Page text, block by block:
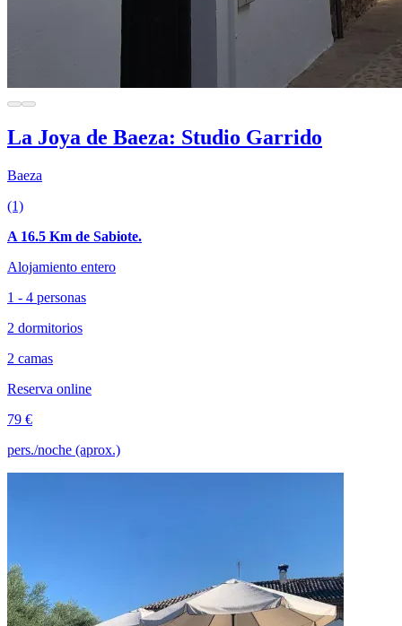
La Joya de Baeza: Studio Garrido
Baeza
(1)
A 16.5 Km de Sabiote.
Alojamiento entero
1 - 4 personas
2 dormitorios
2 camas
Reserva online
79 €
pers./noche (aprox.)